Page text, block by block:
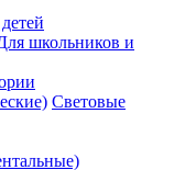
школьников и
Световые